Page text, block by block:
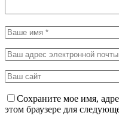
Сохраните мое имя,
этом браузере для